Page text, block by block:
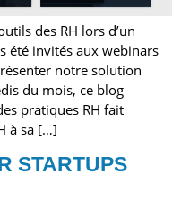
des RH lors d’un
été invités aux webinars
notre solution
du mois, ce blog
pratiques RH fait
à sa […]
STARTUPS